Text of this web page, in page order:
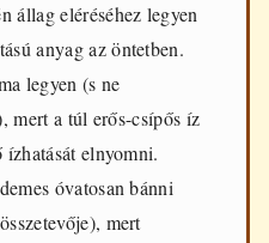
állag eléréséhez legyen
anyag az öntetben.
legyen (s ne
mert a túl erős-csípős íz
ízhatását elnyomni.
óvatosan bánni
mert